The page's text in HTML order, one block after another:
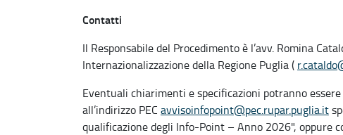
Contatti
Il Responsabile del Procedimento è l’avv. Romina
Internazionalizzazione della Regione Puglia (
Eventuali chiarimenti e specificazioni potranno
all’indirizzo PEC avvisoinfopoint@pec.rupar.puglia.it
qualificazione degli Info-Point – Anno 2026", oppure